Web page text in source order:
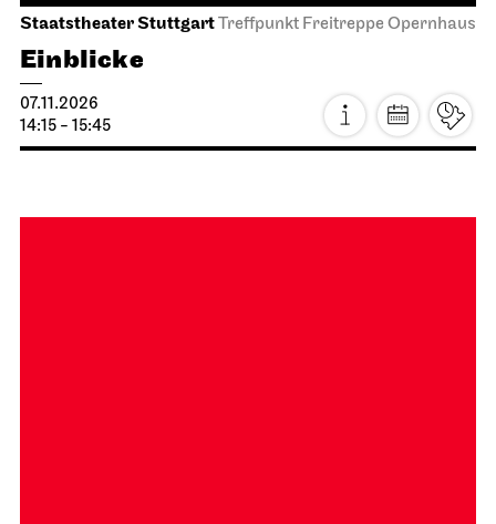
Staatstheater StuttgartTreffpunkt Freitreppe Opernhaus
Einblicke
07.11.2026
14:15 - 15:45